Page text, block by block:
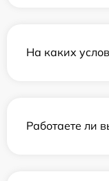
На каких
Работаете ли